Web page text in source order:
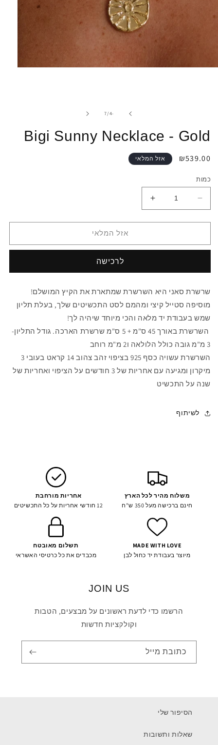
-4
/
מתוך
7
Bigi Sunny Necklace - Gold
מחיר
₪539.00 אזל המלאי
כמות
הפחתת
כמות
לBigi
Necklace
הגדלת
כמות
לBigi
Necklace
אזל המלאי
שרשרת סאני היא השרשרת שמתארת את הקיץ המושלם!
מוסיפה סטייל קיצי ומהמם לסט התכשיטים שלך, בעלת תליון
שמש בעבודת יד מלאה והכי מיוחד שיהיה לך!
השרשרת באורך 45 ס"מ + 5 ס"מ שרשרת הארכה. גודל התליון-
3 מ"מ גובה כולל הלולאה ו2 מ"מ רוחב
השרשרת עשויה כסף 925 בציפוי זהב צהוב 14 קראט בעובי 3
מיקרון ומגיעה עם אחריות של 3 חודשים על הציפוי ואחריות של
שנה על התכשיט
לשיתוף
משלוח מהיר לכל הארץ
חינם ברכישה מעל 350 ש"ח
אחריות מורחבת
12 חודשי אחריות על כל התכשיטים
MADE WITH LOVE
מיוצר בעבודת יד כחול לבן
תשלום מאובטח
מכבדים את כל כרטיסי האשראי
JOIN US
הרשמו כדי לדעת ראשונים על מבצעים, הטבות
וקולקציות חדשות
כתובת מייל
הסיפור שלי
שאלות ותשובות